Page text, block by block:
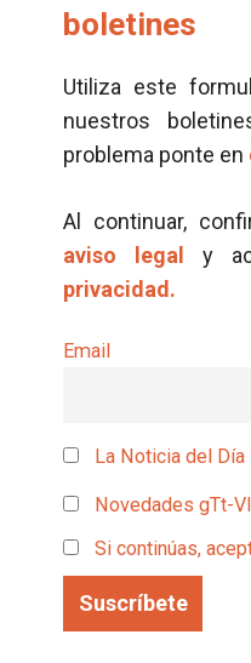
boletines
Utiliza este
nuestros
problema ponte en
Al continuar,
aviso legal
y
privacidad.
Email
La Noticia del Día
Novedades gTt-
Si continúas,